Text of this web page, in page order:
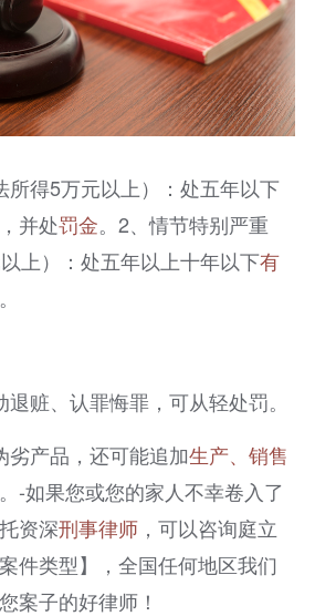
所得5万元以上）：处五年以下
，并处罚金。2、情节特别严重
以上）：处五年以上十年以下有
。
退赃、认罪悔罪，可从轻处罚。
劣产品，还可能追加生产、销售
-如果您或您的家人不幸卷入了
资深刑事律师，可以咨询庭立
件类型】，全国任何地区我们
案子的好律师！